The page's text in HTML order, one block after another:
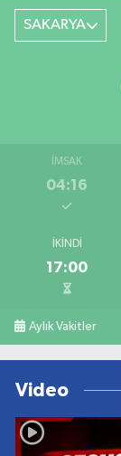
SAKARYA
İMSAK
04:16
İKINDI
17:00
Aylık Vakitler
Video